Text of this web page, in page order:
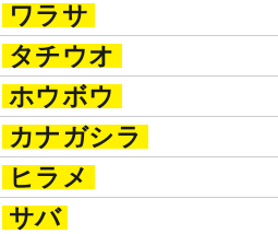
ワラサ
タチウオ
ホウボウ
カナガシラ
ヒラメ
サバ